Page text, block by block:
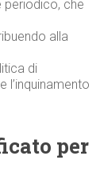
periodico, che
alla
di
l’inquinamento
per